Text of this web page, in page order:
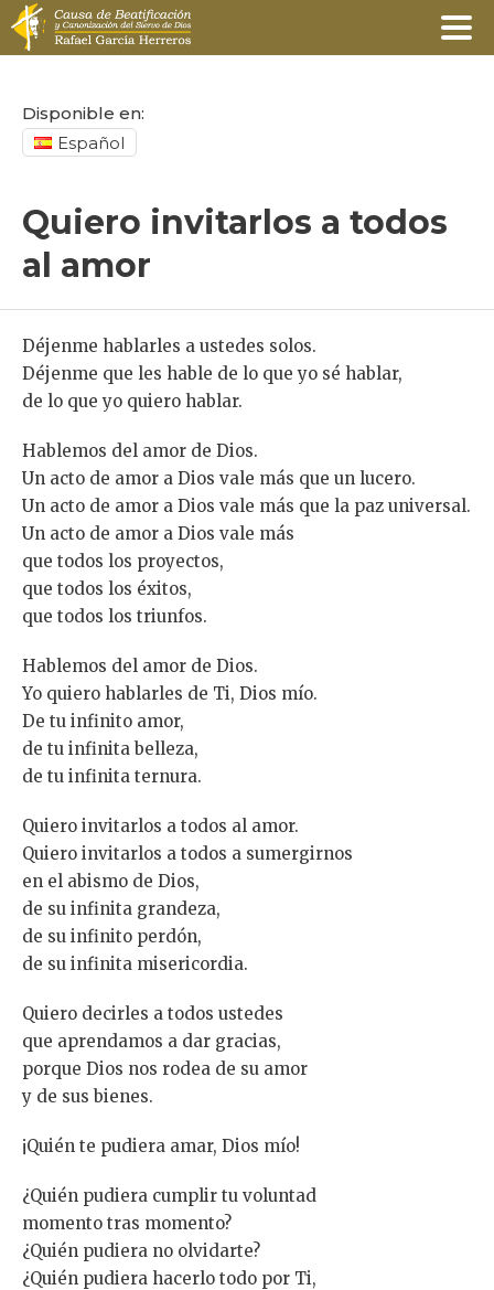
Disponible en:
Español
Quiero invitarlos a todos
al amor
Déjenme hablarles a ustedes solos.
Déjenme que les hable de lo que yo sé hablar,
de lo que yo quiero hablar.
Hablemos del amor de Dios.
Un acto de amor a Dios vale más que un lucero.
Un acto de amor a Dios vale más que la paz universal.
Un acto de amor a Dios vale más
que todos los proyectos,
que todos los éxitos,
que todos los triunfos.
Hablemos del amor de Dios.
Yo quiero hablarles de Ti, Dios mío.
De tu infinito amor,
de tu infinita belleza,
de tu infinita ternura.
Quiero invitarlos a todos al amor.
Quiero invitarlos a todos a sumergirnos
en el abismo de Dios,
de su infinita grandeza,
de su infinito perdón,
de su infinita misericordia.
Quiero decirles a todos ustedes
que aprendamos a dar gracias,
porque Dios nos rodea de su amor
y de sus bienes.
¡Quién te pudiera amar, Dios mío!
¿Quién pudiera cumplir tu voluntad
momento tras momento?
¿Quién pudiera no olvidarte?
¿Quién pudiera hacerlo todo por Ti,